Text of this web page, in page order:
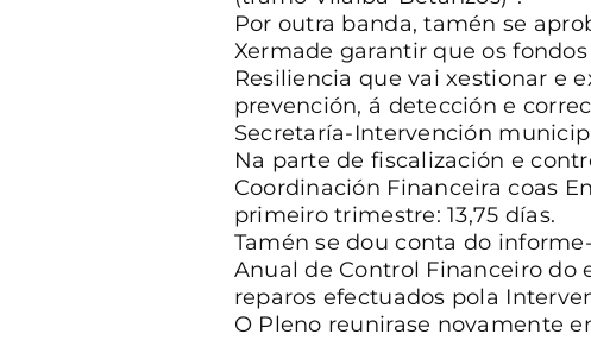
Por outra banda, tamén se
Xermade garantir que os
Resiliencia que vai xestionar e
prevención, á detección e
Secretaría-Intervención
Na parte de fiscalización e
Coordinación Financeira coas
primeiro trimestre: 13,75 días.
Tamén se dou conta do
Anual de Control Financeiro do
reparos efectuados pola
O Pleno reunirase novamente